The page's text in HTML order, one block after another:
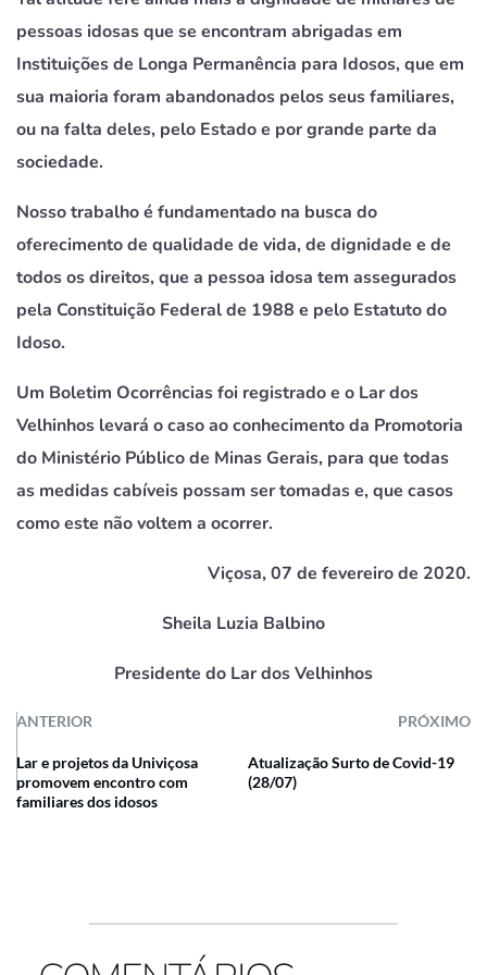
pessoas idosas que se encontram abrigadas em
Instituições de Longa Permanência para Idosos, que em
sua maioria foram abandonados pelos seus familiares,
ou na falta deles, pelo Estado e por grande parte da
sociedade.
Nosso trabalho é fundamentado na busca do
oferecimento de qualidade de vida, de dignidade e de
todos os direitos, que a pessoa idosa tem assegurados
pela Constituição Federal de 1988 e pelo Estatuto do
Idoso.
Um Boletim Ocorrências foi registrado e o Lar dos
Velhinhos levará o caso ao conhecimento da Promotoria
do Ministério Público de Minas Gerais, para que todas
as medidas cabíveis possam ser tomadas e, que casos
como este não voltem a ocorrer.
Viçosa, 07 de fevereiro de 2020.
Sheila Luzia Balbino
Presidente do Lar dos Velhinhos
ANTERIOR PRÓXIMO
Lar e projetos da Univiçosa
promovem encontro com
familiares dos idosos
Atualização Surto de Covid-19
(28/07)